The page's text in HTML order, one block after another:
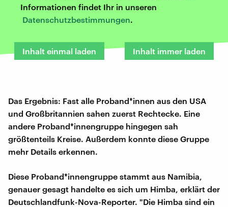
Informationen findet Ihr in unseren
Datenschutzbestimmungen.
Inhalt einmal laden Inhalt immer laden
Das Ergebnis: Fast alle Proband*innen aus den USA
und Großbritannien sahen zuerst Rechtecke. Eine
andere Proband*innengruppe hingegen sah
größtenteils Kreise. Außerdem konnte diese Gruppe
mehr Details erkennen.
Diese Proband*innengruppe stammt aus Namibia,
genauer gesagt handelte es sich um Himba, erklärt der
Deutschlandfunk-Nova-Reporter. "Die Himba sind ein